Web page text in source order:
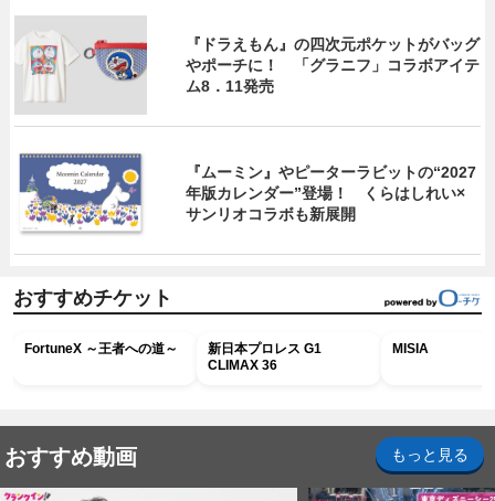
『ドラえもん』の四次元ポケットがバッグ
やポーチに！ 「グラニフ」コラボアイテ
ム8．11発売
『ムーミン』やピーターラビットの“2027
年版カレンダー”登場！ くらはしれい×
サンリオコラボも新展開
おすすめチケット
FortuneX ～王者への道～
新日本プロレス G1
CLIMAX 36
MISIA
おすすめ動画 もっと見る